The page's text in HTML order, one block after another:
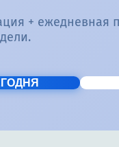
+ ежедневная